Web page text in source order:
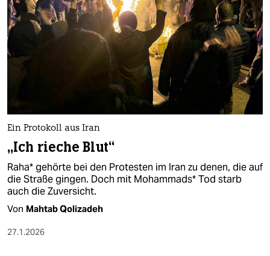
Ein Protokoll aus Iran
„Ich rieche Blut“
Raha* gehörte bei den Protesten im Iran zu denen, die auf
die Straße gingen. Doch mit Mohammads* Tod starb
auch die Zuversicht.
Von Mahtab Qolizadeh
27.1.2026